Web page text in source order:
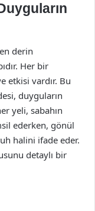
derin
Her bir
etkisi vardır. Bu
duyguların
yeli, sabahın
ederken, gönül
halini ifade eder.
detaylı bir